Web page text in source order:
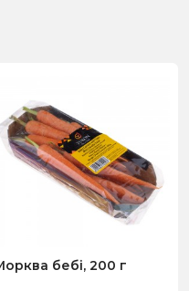
бебі, 200 г